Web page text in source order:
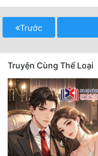
Thanh Xuân
Tiểu Thuyết
Trinh Thám
Triều Đấu
Trùng Sinh
Trọng Sinh
Trước
Truyện Cùng Thể Loại